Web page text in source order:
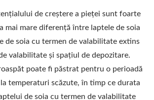
A LAPTELUI
PRODUCȚIA
DE SOIA,
PENTRU
DIN SOIA,
de creștere a pieței sunt foarte
mai mare diferență între laptele de soia
de soia cu termen de valabilitate extins
valabilitate și spațiul de depozitare.
poate fi păstrat pentru o perioadă
temperaturi scăzute, în timp ce durata
de soia cu termen de valabilitate